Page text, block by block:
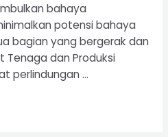
bahaya
potensi bahaya
bagian yang bergerak dan
dan Produksi
perlindungan …